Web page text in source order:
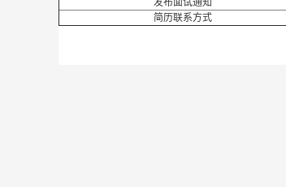
发布面试通知
简历联系方式